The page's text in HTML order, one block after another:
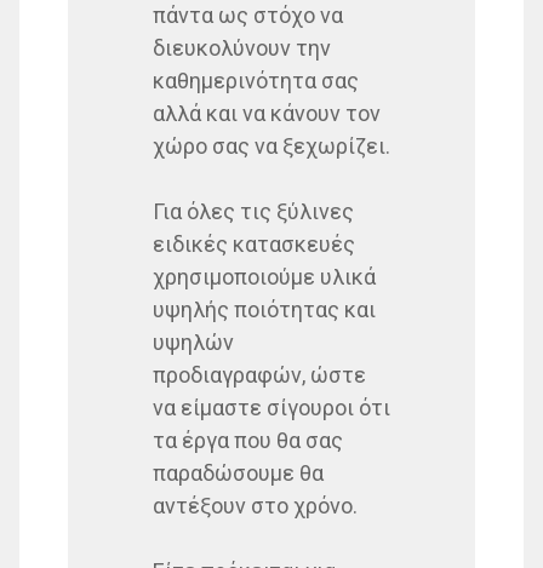
πάντα ως στόχο να
διευκολύνουν την
καθημερινότητα σας
αλλά και να κάνουν τον
χώρο σας να ξεχωρίζει.
Για όλες τις ξύλινες
ειδικές κατασκευές
χρησιμοποιούμε υλικά
υψηλής ποιότητας και
υψηλών
προδιαγραφών, ώστε
να είμαστε σίγουροι ότι
τα έργα που θα σας
παραδώσουμε θα
αντέξουν στο χρόνο.